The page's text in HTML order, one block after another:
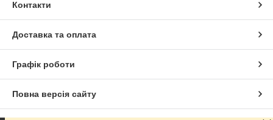
Контакти
Доставка та оплата
Графік роботи
Повна версія сайту